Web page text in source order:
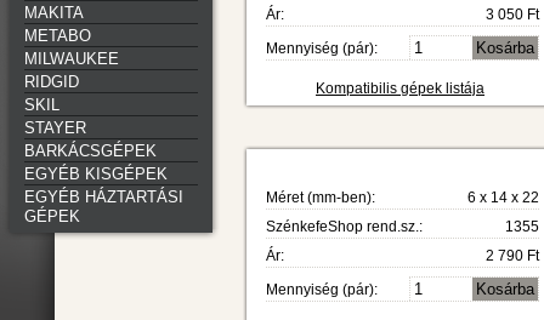
MAKITA
METABO
MILWAUKEE
RIDGID
SKIL
STAYER
BARKÁCSGÉPEK
EGYÉB KISGÉPEK
EGYÉB HÁZTARTÁSI
GÉPEK
Ár:
3 050 Ft
Mennyiség (pár):
Kompatibilis gépek listája
Méret (mm-ben):
6 x 14 x 22
SzénkefeShop rend.sz.:
1355
Ár:
2 790 Ft
Mennyiség (pár):